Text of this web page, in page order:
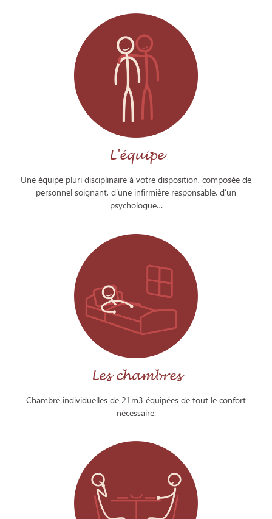
L'équipe
Une équipe pluri disciplinaire à votre disposition, composée de
personnel soignant, d’une infirmière responsable, d’un
psychologue…
Les chambres
Chambre individuelles de 21m3 équipées de tout le confort
nécessaire.